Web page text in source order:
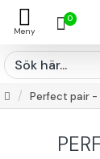
0
Perfect pair -